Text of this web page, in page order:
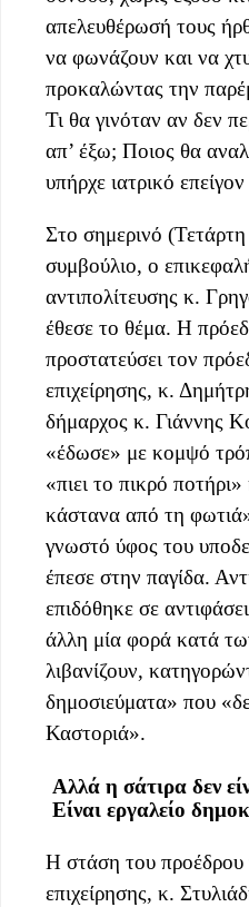
απελευθέρωσή τους
να φωνάζουν και να
προκαλώντας την
Τι θα γινόταν αν δεν
απ’ έξω; Ποιος θα
υπήρχε ιατρικό
Στο σημερινό
συμβούλιο, ο
αντιπολίτευσης κ.
έθεσε το θέμα. Η
προστατεύσει τον
επιχείρησης, κ.
δήμαρχος κ. Γιάννης
«έδωσε» με κομψό
«πιει το πικρό
κάστανα από τη
γνωστό ύφος του
έπεσε στην παγίδα.
επιδόθηκε σε
άλλη μία φορά κατά
λιβανίζουν,
δημοσιεύματα» που
Καστοριά».
Αλλά η σάτιρα δεν
Είναι εργαλείο
Η στάση του προέδρου
επιχείρησης, κ.